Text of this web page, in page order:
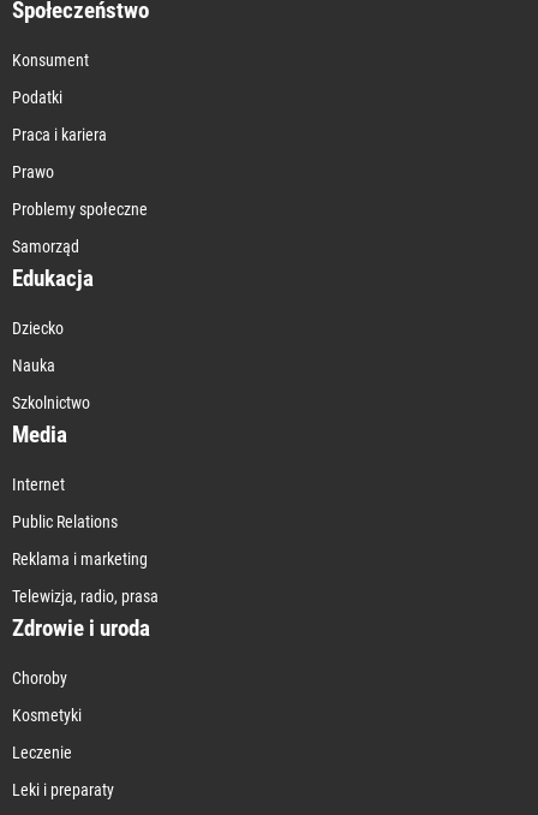
Społeczeństwo
Konsument
Podatki
Praca i kariera
Prawo
Problemy społeczne
Samorząd
Edukacja
Dziecko
Nauka
Szkolnictwo
Media
Internet
Public Relations
Reklama i marketing
Telewizja, radio, prasa
Zdrowie i uroda
Choroby
Kosmetyki
Leczenie
Leki i preparaty